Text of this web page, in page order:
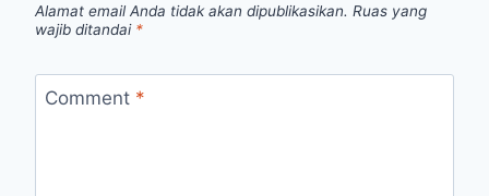
Alamat email Anda tidak akan dipublikasikan. Ruas yang
wajib ditandai *
Comment *